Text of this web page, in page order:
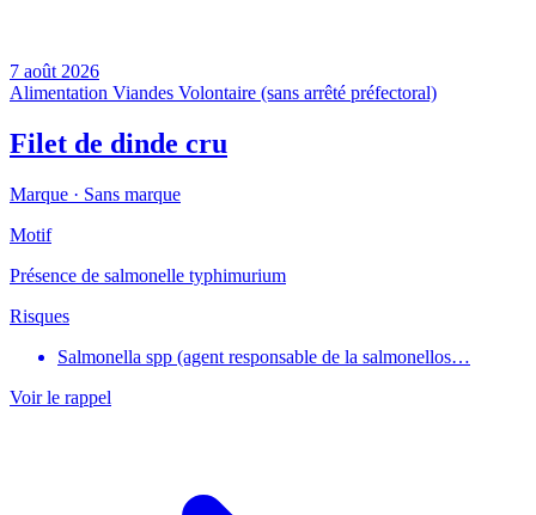
7 août 2026
Alimentation Viandes Volontaire (sans arrêté préfectoral)
Filet de dinde cru
Marque · Sans marque
Motif
Présence de salmonelle typhimurium
Risques
Salmonella spp (agent responsable de la salmonellos…
Voir le rappel